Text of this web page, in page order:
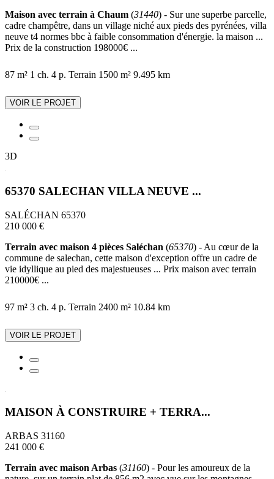
Maison avec terrain à Chaum (31440) - Sur une superbe parcelle,
cadre champêtre, dans un village niché aux pieds des pyrénées, villa
neuve t4 normes bbc à faible consommation d'énergie. la maison ...
Prix de la construction 198000€ ...
87 m² 1 ch. 4 p. Terrain 1500 m² 9.495 km
VOIR LE PROJET
3D
65370 SALECHAN VILLA NEUVE ...
SALÉCHAN 65370
210 000 €
Terrain avec maison 4 pièces Saléchan (65370) - Au cœur de la
commune de salechan, cette maison d'exception offre un cadre de
vie idyllique au pied des majestueuses ... Prix maison avec terrain
210000€ ...
97 m² 3 ch. 4 p. Terrain 2400 m² 10.84 km
VOIR LE PROJET
MAISON À CONSTRUIRE + TERRA...
ARBAS 31160
241 000 €
Terrain avec maison Arbas (31160) - Pour les amoureux de la